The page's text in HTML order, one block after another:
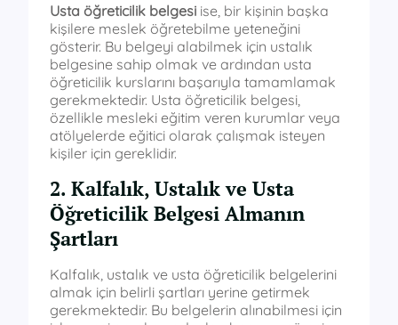
Usta öğreticilik belgesi ise, bir kişinin başka
kişilere meslek öğretebilme yeteneğini
gösterir. Bu belgeyi alabilmek için ustalık
belgesine sahip olmak ve ardından usta
öğreticilik kurslarını başarıyla tamamlamak
gerekmektedir. Usta öğreticilik belgesi,
özellikle mesleki eğitim veren kurumlar veya
atölyelerde eğitici olarak çalışmak isteyen
kişiler için gereklidir.
2. Kalfalık, Ustalık ve Usta
Öğreticilik Belgesi Almanın
Şartları
Kalfalık, ustalık ve usta öğreticilik belgelerini
almak için belirli şartları yerine getirmek
gerekmektedir. Bu belgelerin alınabilmesi için